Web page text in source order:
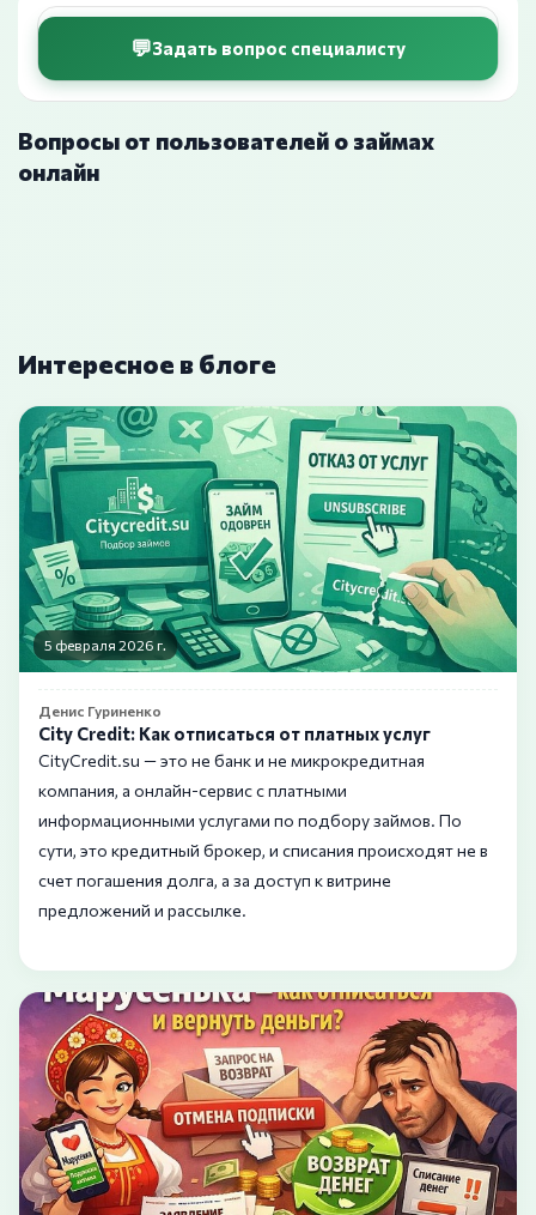
Задать вопрос специалисту
Вопросы от пользователей о займах
онлайн
Интересное в блоге
5 февраля 2026 г.
Денис Гуриненко
City Credit: Как отписаться от платных услуг
CityCredit.su — это не банк и не микрокредитная
компания, а онлайн-сервис с платными
информационными услугами по подбору займов. По
сути, это кредитный брокер, и списания происходят не в
счет погашения долга, а за доступ к витрине
предложений и рассылке.